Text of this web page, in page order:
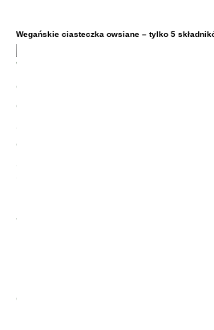
Wegańskie ciasteczka owsiane – tylko 5